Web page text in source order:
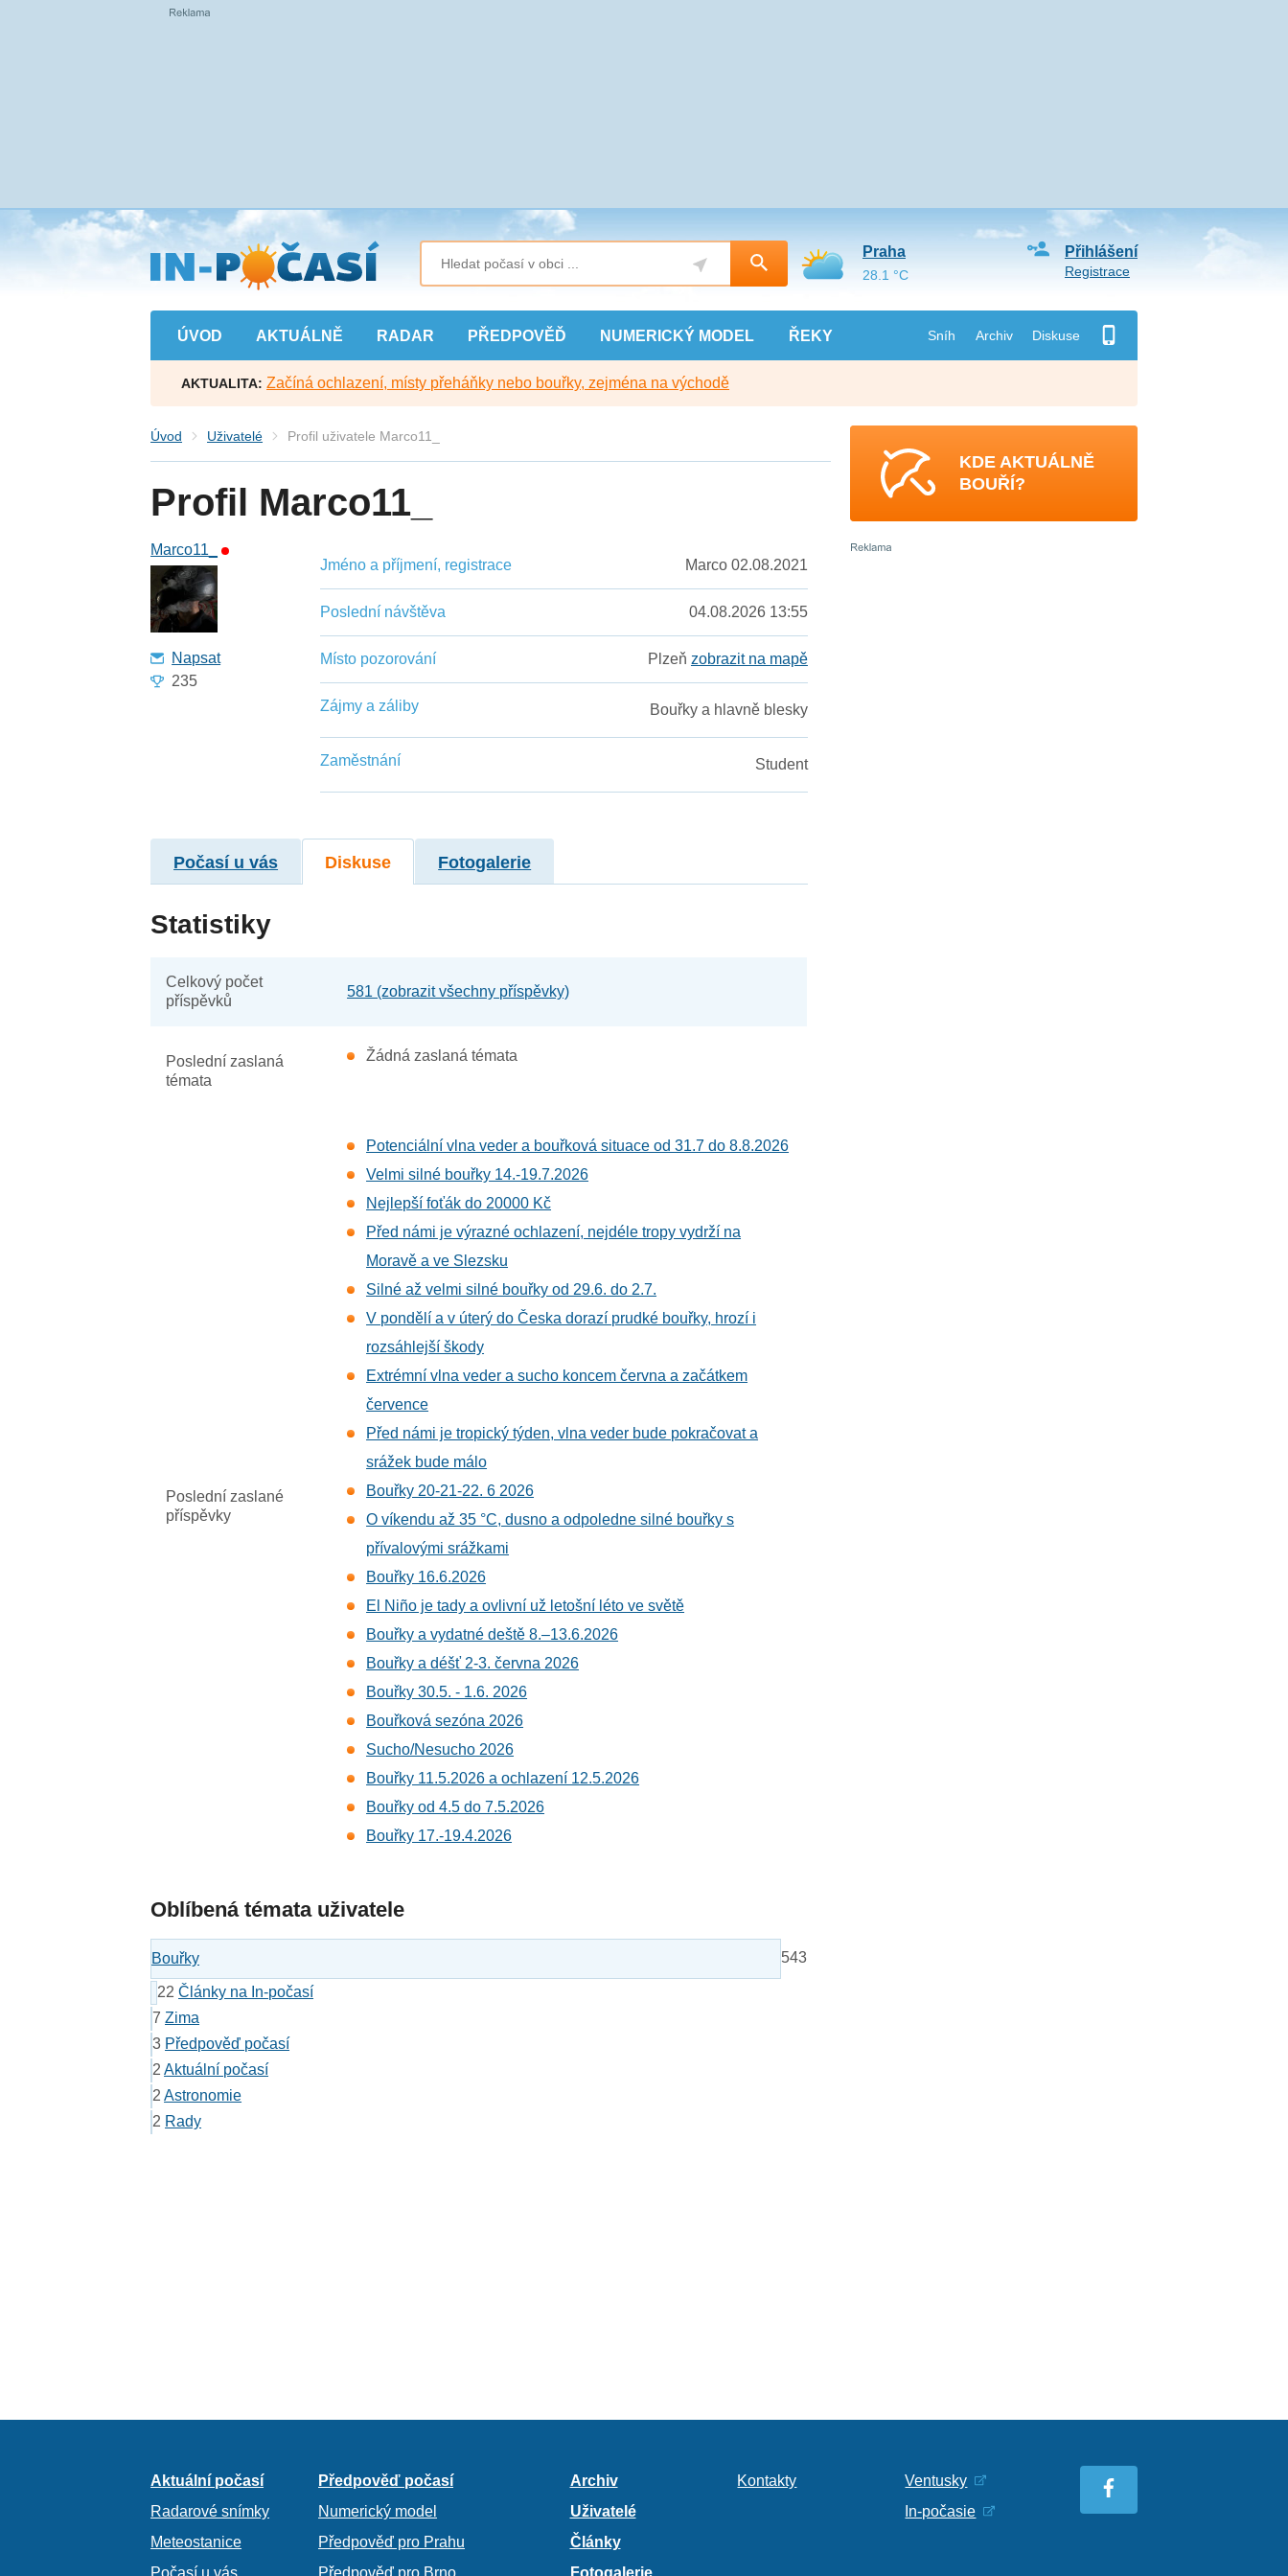
Přejít
na
hlavní
obsah
ÚVOD AKTUÁLNĚ RADAR PŘEDPOVĚĎ NUMERICKÝ MODEL ŘEKY Sníh Archiv Diskuse
Přihlášení
Registrace
Praha
28.1 °C
AKTUALITA: Začíná ochlazení, místy přeháňky nebo bouřky, zejména na východě
Úvod Uživatelé Profil uživatele Marco11_
Profil Marco11_
Marco11_
Napsat
235
Jméno a příjmení, registrace Marco 02.08.2021
Poslední návštěva 04.08.2026 13:55
Místo pozorování Plzeň zobrazit na mapě
Zájmy a záliby Bouřky a hlavně blesky
Zaměstnání Student
Počasí u vás Diskuse Fotogalerie
Statistiky
Celkový počet
příspěvků
581 (zobrazit všechny příspěvky)
Poslední zaslaná
témata
Žádná zaslaná témata
Poslední zaslané
příspěvky
Potenciální vlna veder a bouřková situace od 31.7 do 8.8.2026
Velmi silné bouřky 14.-19.7.2026
Nejlepší foťák do 20000 Kč
Před námi je výrazné ochlazení, nejdéle tropy vydrží na
Moravě a ve Slezsku
Silné až velmi silné bouřky od 29.6. do 2.7.
V pondělí a v úterý do Česka dorazí prudké bouřky, hrozí i
rozsáhlejší škody
Extrémní vlna veder a sucho koncem června a začátkem
července
Před námi je tropický týden, vlna veder bude pokračovat a
srážek bude málo
Bouřky 20-21-22. 6 2026
O víkendu až 35 °C, dusno a odpoledne silné bouřky s
přívalovými srážkami
Bouřky 16.6.2026
El Niño je tady a ovlivní už letošní léto ve světě
Bouřky a vydatné deště 8.–13.6.2026
Bouřky a déšť 2-3. června 2026
Bouřky 30.5. - 1.6. 2026
Bouřková sezóna 2026
Sucho/Nesucho 2026
Bouřky 11.5.2026 a ochlazení 12.5.2026
Bouřky od 4.5 do 7.5.2026
Bouřky 17.-19.4.2026
Oblíbená témata uživatele
Bouřky 543
22Články na In-počasí
7Zima
3 Předpověď počasí
2Aktuální počasí
2Astronomie
2 Rady
KDE AKTUÁLNĚ
BOUŘÍ?
Aktuální počasí
Radarové snímky
Meteostanice
Počasí u vás
Předpověď počasí
Numerický model
Předpověď pro Prahu
Předpověď pro Brno
Archiv
Uživatelé
Články
Fotogalerie
Kontakty
Ventusky
In-počasie